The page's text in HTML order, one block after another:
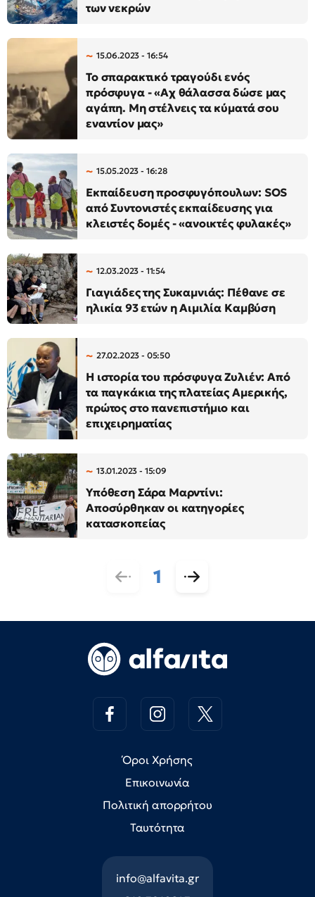
των νεκρών
15.06.2023 - 16:54
Το σπαρακτικό τραγούδι ενός
πρόσφυγα - «Αχ θάλασσα δώσε μας
αγάπη. Μη στέλνεις τα κύματά σου
εναντίον μας»
15.05.2023 - 16:28
Εκπαίδευση προσφυγόπουλων: SOS
από Συντονιστές εκπαίδευσης για
κλειστές δομές - «ανοικτές φυλακές»
12.03.2023 - 11:54
Γιαγιάδες της Συκαμνιάς: Πέθανε σε
ηλικία 93 ετών η Αιμιλία Καμβύση
27.02.2023 - 05:50
Η ιστορία του πρόσφυγα Ζυλιέν: Από
τα παγκάκια της πλατείας Αμερικής,
πρώτος στο πανεπιστήμιο και
επιχειρηματίας
13.01.2023 - 15:09
Υπόθεση Σάρα Μαρντίνι:
Αποσύρθηκαν οι κατηγορίες
κατασκοπείας
1
Όροι Χρήσης
Επικοινωνία
Πολιτική απορρήτου
Ταυτότητα
info@alfavita.gr